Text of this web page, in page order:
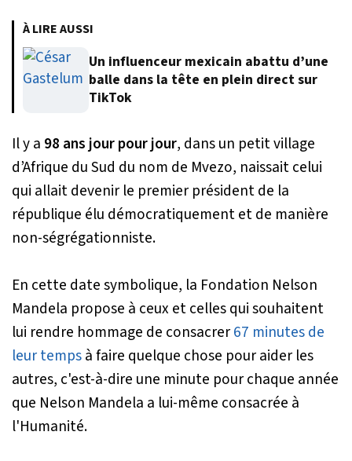
À LIRE AUSSI
Un influenceur mexicain abattu d’une
balle dans la tête en plein direct sur
TikTok
Il y a 98 ans jour pour jour, dans un petit village
d’Afrique du Sud du nom de Mvezo, naissait celui
qui allait devenir le premier président de la
république élu démocratiquement et de manière
non-ségrégationniste.
En cette date symbolique, la Fondation Nelson
Mandela propose à ceux et celles qui souhaitent
lui rendre hommage de consacrer67 minutes de
leur tempsà faire quelque chose pour aider les
autres, c'est-à-dire une minute pour chaque année
que Nelson Mandela a lui-même consacrée à
l'Humanité.